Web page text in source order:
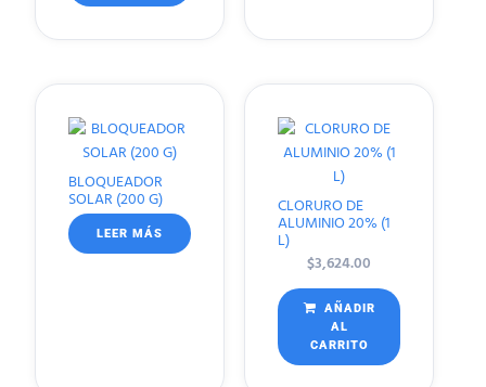
BLOQUEADOR
SOLAR (200 G)
LEER MÁS
CLORURO DE
ALUMINIO 20% (1
L)
$3,624.00
AÑADIR
AL
CARRITO